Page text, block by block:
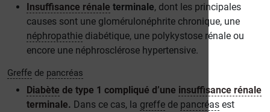
Insuffisance rénale terminale, dont les principales
causes sont une glomérulonéphrite chronique, une
néphropathie diabétique, une polykystose rénale ou
encore une néphrosclérose hypertensive.
Greffe de pancréas
Diabète de type 1 compliqué d’une insuffisance rénale
terminale. Dans ce cas, la greffe de pancréas est